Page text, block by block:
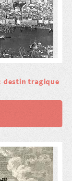
destin tragique